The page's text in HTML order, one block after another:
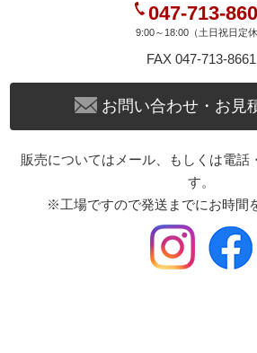
047-713-
9:00～18:00（土日祝日定休
FAX 047-713-8661
お問い合わせ・お見
販売についてはメール、もしくは電話
す。
※工場ですので発送までにお時間